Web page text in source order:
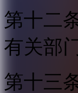
第十二
有关部
第十三